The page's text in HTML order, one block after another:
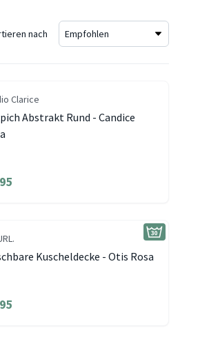
nach
Clarice
Abstrakt Rund - Candice
Kuscheldecke - Otis Rosa